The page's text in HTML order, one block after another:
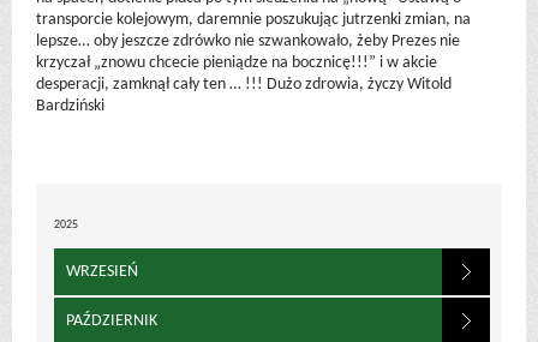
transporcie kolejowym, daremnie poszukując jutrzenki zmian, na
lepsze… oby jeszcze zdrówko nie szwankowało, żeby Prezes nie
krzyczał „znowu chcecie pieniądze na bocznicę!!!” i w akcie
desperacji, zamknął cały ten … !!! Dużo zdrowia, życzy Witold
Bardziński
2025
WRZESIEŃ
PAŹDZIERNIK